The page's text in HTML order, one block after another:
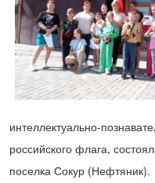
интеллектуально-
российского флага,
поселка Сокур (Нефтяник).